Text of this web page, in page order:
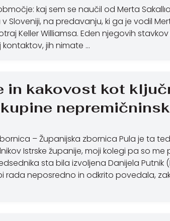
kaj sem se naučil od Merta
Sloveniji, na predavanju, ki ga je vodil
Keller Williamsa. Eden njegovih
jih nimate …
in kakovost kot
– Županijska zbornica Pula je ta
Istrske županije, moji kolegi pa so
sta bila izvoljena Danijela Putnik
rada neposredno in odkrito povedala,